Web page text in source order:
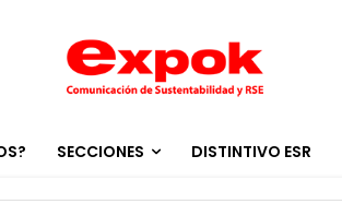
SECCIONES DISTINTIVO ESR